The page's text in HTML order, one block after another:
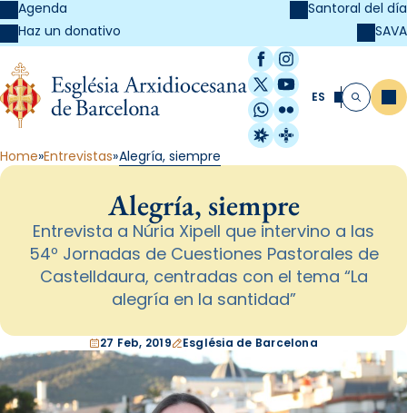
Agenda
Haz un donativo
Santoral del día
SAVA
Facebook
Instagram
X / Twitter
YouTube
WhatsApp
Flickr
Radio Estel
Catalunya
ES Buscar
Home Entrevistas Alegría, siempre
Alegría, siempre
Entrevista a Núria Xipell que intervino a las
54º Jornadas de Cuestiones Pastorales de
Castelldaura, centradas con el tema “La
alegría en la santidad”
27 Feb, 2019 Església de Barcelona